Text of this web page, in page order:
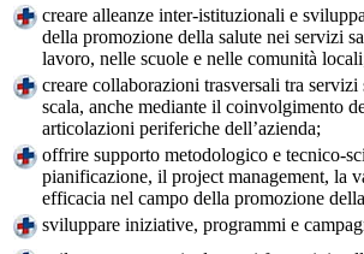
creare alleanze inter-istituzionali e
della promozione della salute nei servizi
lavoro, nelle scuole e nelle comunità
creare collaborazioni trasversali tra servizi
scala, anche mediante il coinvolgimento
articolazioni periferiche dell’azienda;
offrire supporto metodologico e tecnico-
pianificazione, il project management, la
efficacia nel campo della promozione
sviluppare iniziative, programmi e